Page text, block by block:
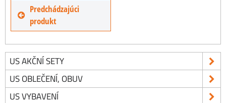
Predchádzajúci
produkt
US AKČNÍ SETY
US OBLEČENÍ, OBUV
US VYBAVENÍ